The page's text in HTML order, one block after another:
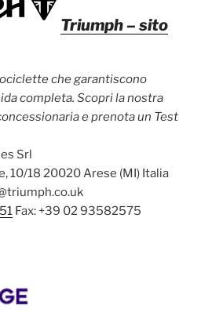
Triumph– sito
che garantiscono
completa. Scopri la nostra
e prenota un Test
Srl
10/18 20020 Arese (MI) Italia
Fax: +39 02 93582575